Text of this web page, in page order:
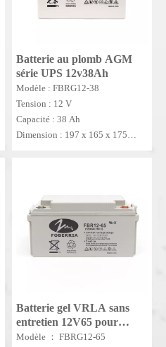
Batterie au plomb AGM
série UPS 12v38Ah
Modèle : FBRG12-38
Tension : 12 V
Capacité : 38 Ah
Dimension : 197 x 165 x 175
Batterie gel VRLA sans
entretien 12V65 pour
système solaire
Modèle ： FBRG12-65